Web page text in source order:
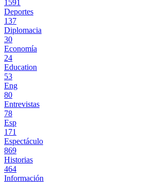
1591
Deportes
137
Diplomacia
30
Economía
24
Education
53
Eng
80
Entrevistas
78
Esp
171
Espectáculo
869
Historias
464
Información